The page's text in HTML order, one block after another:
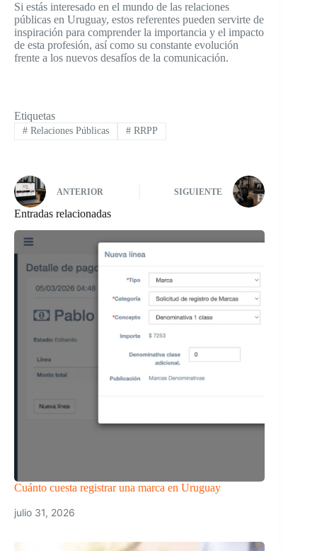
Si estás interesado en el mundo de las relaciones
públicas en Uruguay, estos referentes pueden servirte de
inspiración para comprender la importancia y el impacto
de esta profesión, así como su constante evolución
frente a los nuevos desafíos de la comunicación.
Etiquetas
#Relaciones Públicas #RRPP
ANTERIOR SIGUIENTE
Entradas relacionadas
Cuánto cuesta registrar una marca en Uruguay
julio 31, 2026